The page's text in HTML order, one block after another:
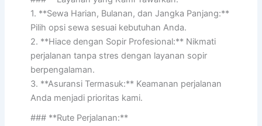
1. **Sewa Harian, Bulanan, dan Jangka Panjang:**
Pilih opsi sewa sesuai kebutuhan Anda.
2. **Hiace dengan Sopir Profesional:** Nikmati
perjalanan tanpa stres dengan layanan sopir
berpengalaman.
3. **Asuransi Termasuk:** Keamanan perjalanan
Anda menjadi prioritas kami.
### **Rute Perjalanan:**